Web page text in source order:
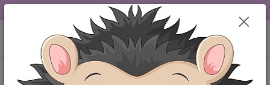
DOPRAVA OD 49,-Kč....VŠE SKLADEM.....
Menu
CZK
+420 777259248
po-pá 6-18 hod
za 0,00 Kč